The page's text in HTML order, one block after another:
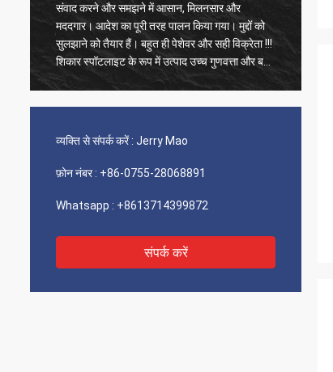
संवाद करने और समझने में आसान, मिलनसार और
मददगार। आदेश का पूरी तरह पालन किया गया। मुद्दों को
सुलझाने को तैयार हैं। बहुत ही पेशेवर और सही विक्रेता !!!
शिकार स्पॉटलाइट के रूप में उत्पाद उच्च गुणवत्ता और बहुत
प्रभावी है, अत्यधिक अनुशंसा करते हैं !!
व्यक्ति से संपर्क करें : Jerry Mao
फ़ोन नंबर : +86-0755-28068891
Whatsapp : +8613714399872
संपर्क करें